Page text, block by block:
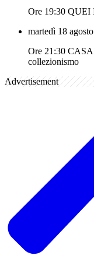
Ore 19:30
martedì 18 agosto
Ore 21:30
collezionismo
Advertisement